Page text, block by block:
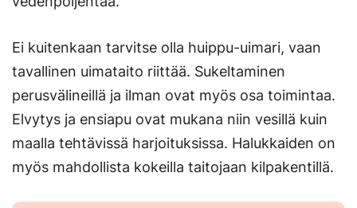
Ei kuitenkaan tarvitse olla huippu-uimari, vaan
tavallinen uimataito riittää. Sukeltaminen
perusvälineillä ja ilman ovat myös osa toimintaa.
Elvytys ja ensiapu ovat mukana niin vesillä kuin
maalla tehtävissä harjoituksissa. Halukkaiden on
myös mahdollista kokeilla taitojaan kilpakentillä.